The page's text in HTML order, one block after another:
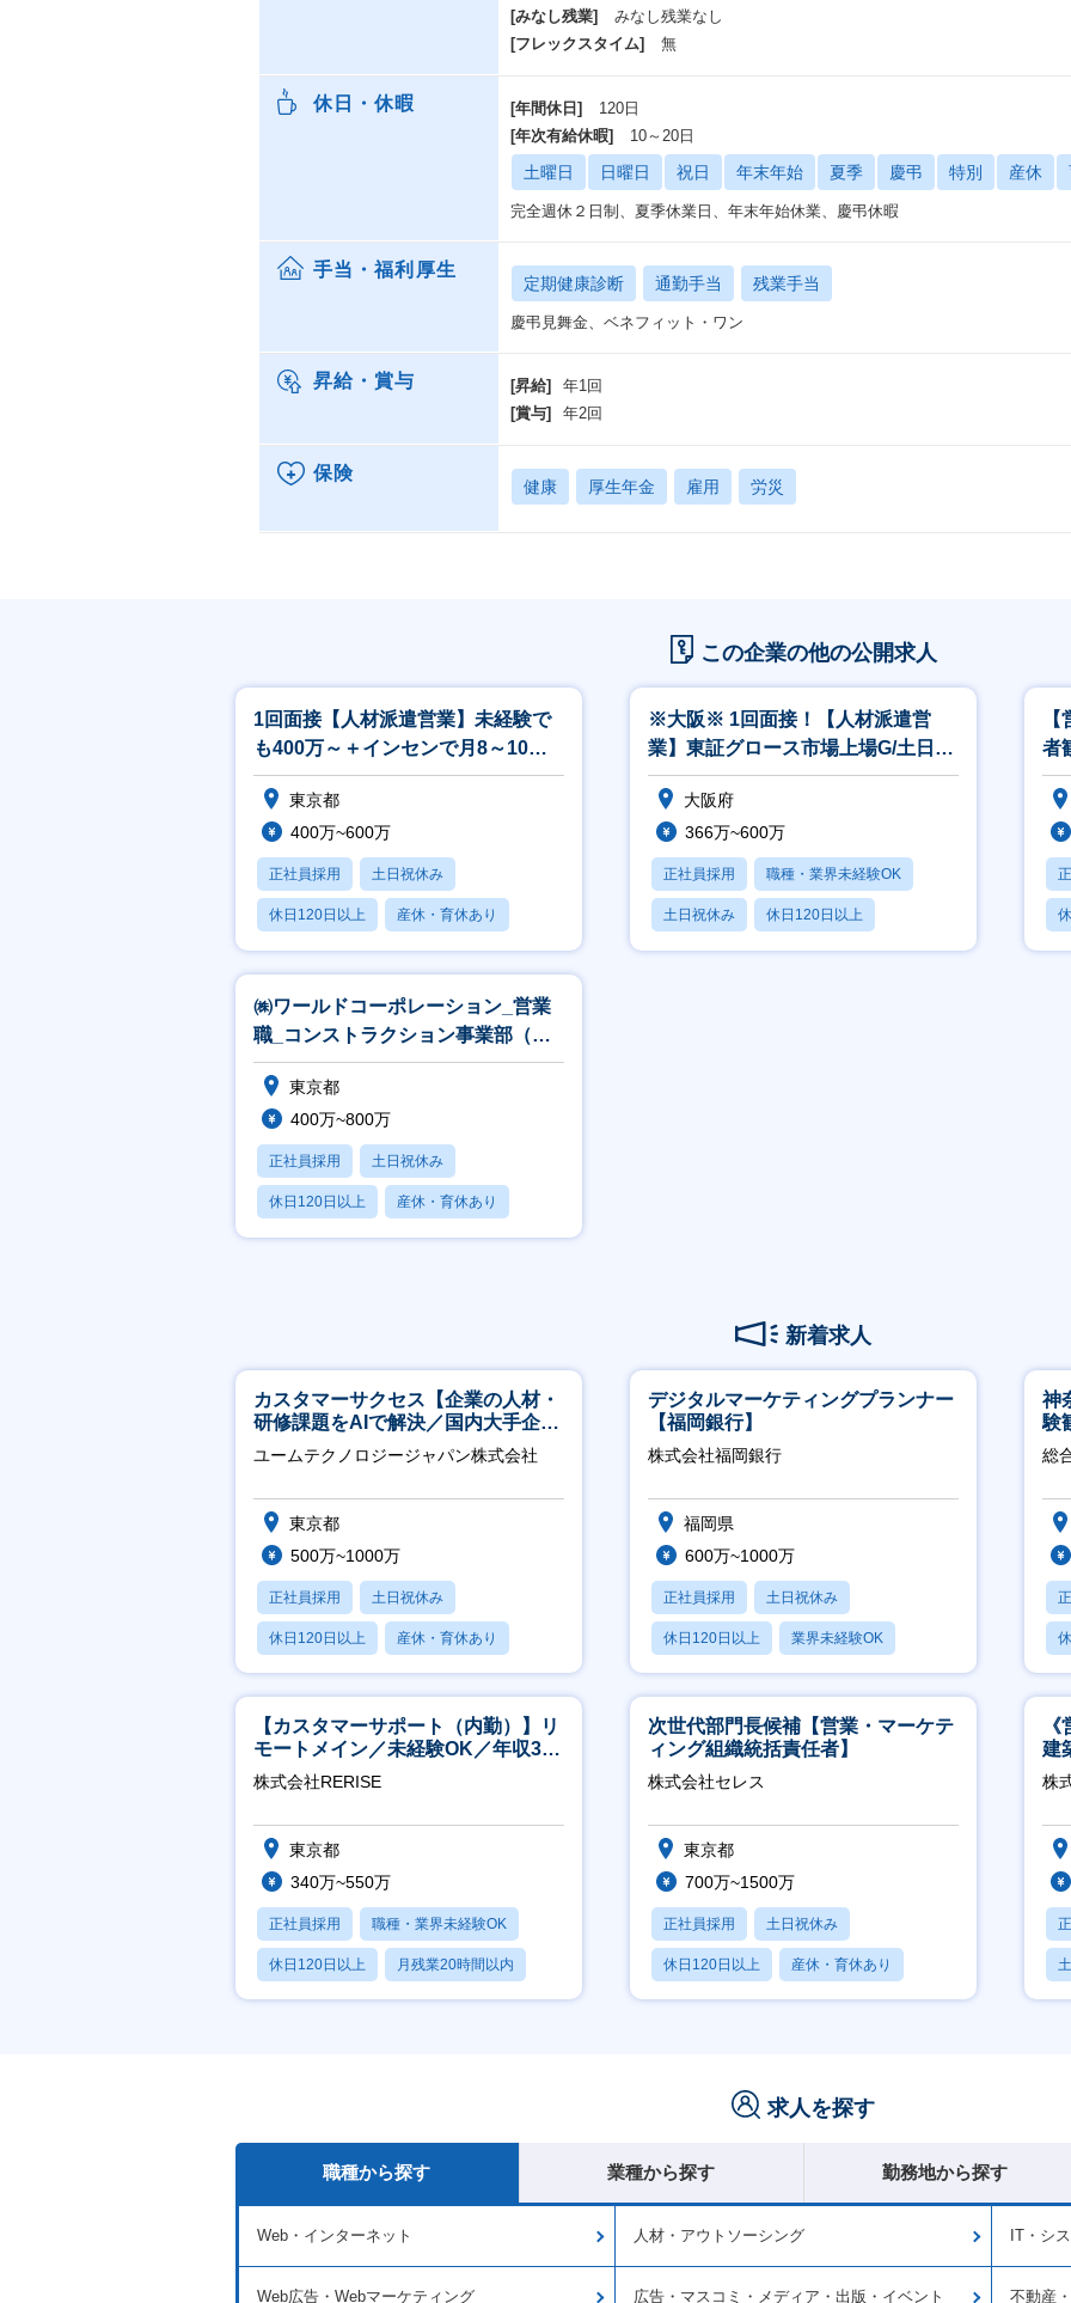
[みなし残業]
みなし残業なし
[フレックスタイム]
無
休日・休暇 [年間休日]
120日
[年次有給休暇]
10～20日
土曜日 日曜日 祝日 年末年始 夏季 慶弔 特別 産休
完全週休２日制、夏季休業日、年末年始休業、慶弔休暇
手当・福利厚生
定期健康診断 通勤手当 残業手当
慶弔見舞金、ベネフィット・ワン
昇給・賞与 [昇給]
年1回
[賞与]
年2回
保険
健康 厚生年金 雇用 労災
この企業の他の公開求人
1回面接【人材派遣営業】未経験で
も400万～＋インセンで月8～10万
稼げる/達成率80%/土日祝休み
東京都
400万~600万
正社員採用 土日祝休み
休日120日以上 産休・育休あり
賞与あり
※大阪※ 1回面接！【人材派遣営
業】東証グロース市場上場G/土日祝
休み
大阪府
366万~600万
正社員採用 職種・業界未経験OK
土日祝休み 休日120日以上
産休・育休あり
者
働
㈱ワールドコーポレーション_営業
職_コンストラクション事業部（マ
ネージャー候補）
東京都
400万~800万
正社員採用 土日祝休み
休日120日以上 産休・育休あり
賞与あり
新着求人
カスタマーサクセス【企業の人材・
研修課題をAIで解決／国内大手企業
約3万社導入／フレックス可】
ユームテクノロジージャパン株式会社
東京都
500万~1000万
正社員採用 土日祝休み
休日120日以上 産休・育休あり
転勤なし
デジタルマーケティングプランナー
【福岡銀行】
株式会社福岡銀行
福岡県
600万~1000万
正社員採用 土日祝休み
休日120日以上 業界未経験OK
産休・育休あり
神
験
得
総
【カスタマーサポート（内勤）】リ
モートメイン／未経験OK／年収340
万～／年間休日125日
株式会社RERISE
東京都
340万~550万
正社員採用 職種・業界未経験OK
休日120日以上 月残業20時間以内
賞与あり
次世代部門長候補【営業・マーケテ
ィング組織統括責任者】
株式会社セレス
東京都
700万~1500万
正社員採用 土日祝休み
休日120日以上 産休・育休あり
賞与あり
建
│
株
求人を探す
職種から探す 業種から探す 勤務地から探す
Web・インターネット 人材・アウトソーシング IT・シ
Web広告・Webマーケティング 広告・マスコミ・メディア・出版・イベント 不動産